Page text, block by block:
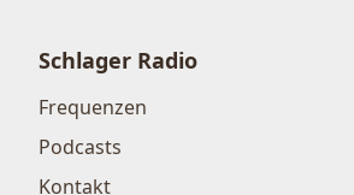
Schlager Radio
Frequenzen
Podcasts
Kontakt